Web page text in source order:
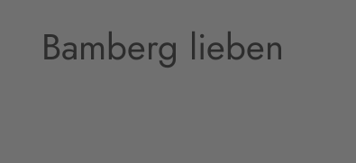
Bamberg lieben